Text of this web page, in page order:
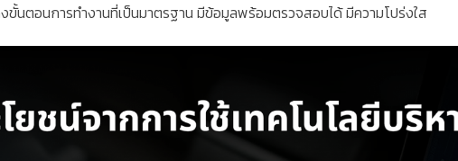
ขั้นตอนการทำงานที่เป็นมาตรฐาน มีข้อมูลพร้อมตรวจสอบได้ มีความโปร่งใส